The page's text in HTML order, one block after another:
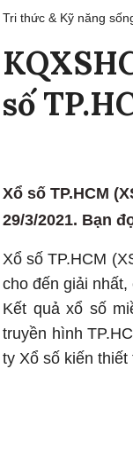
Tri thức & Kỹ năng
số
Xổ số TP.HCM
29/3/2021. Bạn
Xổ số TP.HCM
cho đến giải
Kết quả xổ số
truyền hình
ty Xổ số kiến thiết